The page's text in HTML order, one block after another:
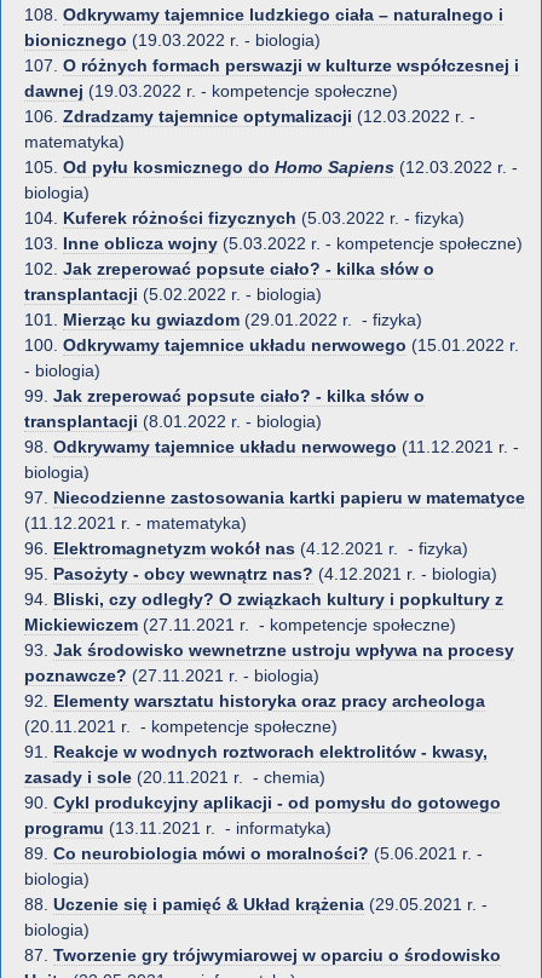
108. Odkrywamy tajemnice ludzkiego ciała – naturalnego i
bionicznego (19.03.2022 r. - biologia)
107. O różnych formach perswazji w kulturze współczesnej i
dawnej (19.03.2022 r. - kompetencje społeczne)
106. Zdradzamy tajemnice optymalizacji (12.03.2022 r. -
matematyka)
105. Od pyłu kosmicznego do Homo Sapiens (12.03.2022 r. -
biologia)
104. Kuferek różności fizycznych (5.03.2022 r. - fizyka)
103. Inne oblicza wojny (5.03.2022 r. - kompetencje społeczne)
102. Jak zreperować popsute ciało? - kilka słów o
transplantacji (5.02.2022 r. - biologia)
101. Mierząc ku gwiazdom (29.01.2022 r. - fizyka)
100. Odkrywamy tajemnice układu nerwowego (15.01.2022 r.
- biologia)
99. Jak zreperować popsute ciało? - kilka słów o
transplantacji (8.01.2022 r. - biologia)
98. Odkrywamy tajemnice układu nerwowego (11.12.2021 r. -
biologia)
97. Niecodzienne zastosowania kartki papieru w matematyce
(11.12.2021 r. - matematyka)
96. Elektromagnetyzm wokół nas (4.12.2021 r. - fizyka)
95. Pasożyty - obcy wewnątrz nas? (4.12.2021 r. - biologia)
94. Bliski, czy odległy? O związkach kultury i popkultury z
Mickiewiczem (27.11.2021 r. - kompetencje społeczne)
93. Jak środowisko wewnetrzne ustroju wpływa na procesy
poznawcze? (27.11.2021 r. - biologia)
92. Elementy warsztatu historyka oraz pracy archeologa
(20.11.2021 r. - kompetencje społeczne)
91. Reakcje w wodnych roztworach elektrolitów - kwasy,
zasady i sole (20.11.2021 r. - chemia)
90. Cykl produkcyjny aplikacji - od pomysłu do gotowego
programu (13.11.2021 r. - informatyka)
89. Co neurobiologia mówi o moralności? (5.06.2021 r. -
biologia)
88. Uczenie się i pamięć & Układ krążenia (29.05.2021 r. -
biologia)
87. Tworzenie gry trójwymiarowej w oparciu o środowisko